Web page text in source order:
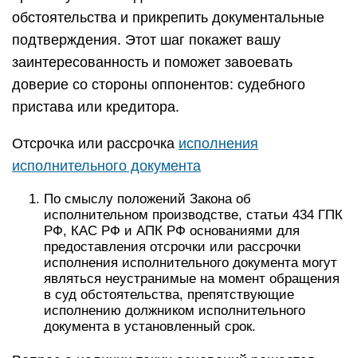
являться неустранимые на момент обращения
в суд обстоятельства, препятствующие
исполнению должником исполнительного
документа в установленный срок.
Вопрос о наличии таких оснований решается
имеющих значение фактических обстоятельств, к
которым, в частности, могут относиться тяжелое
имущественное положение должника, причины,
существенно затрудняющие исполнение,
возможность исполнения решения суда по
истечении срока отсрочки.
Постановление Пленума Верховного Суда РФ
от 17.11.2015 N 50 «О применении судами